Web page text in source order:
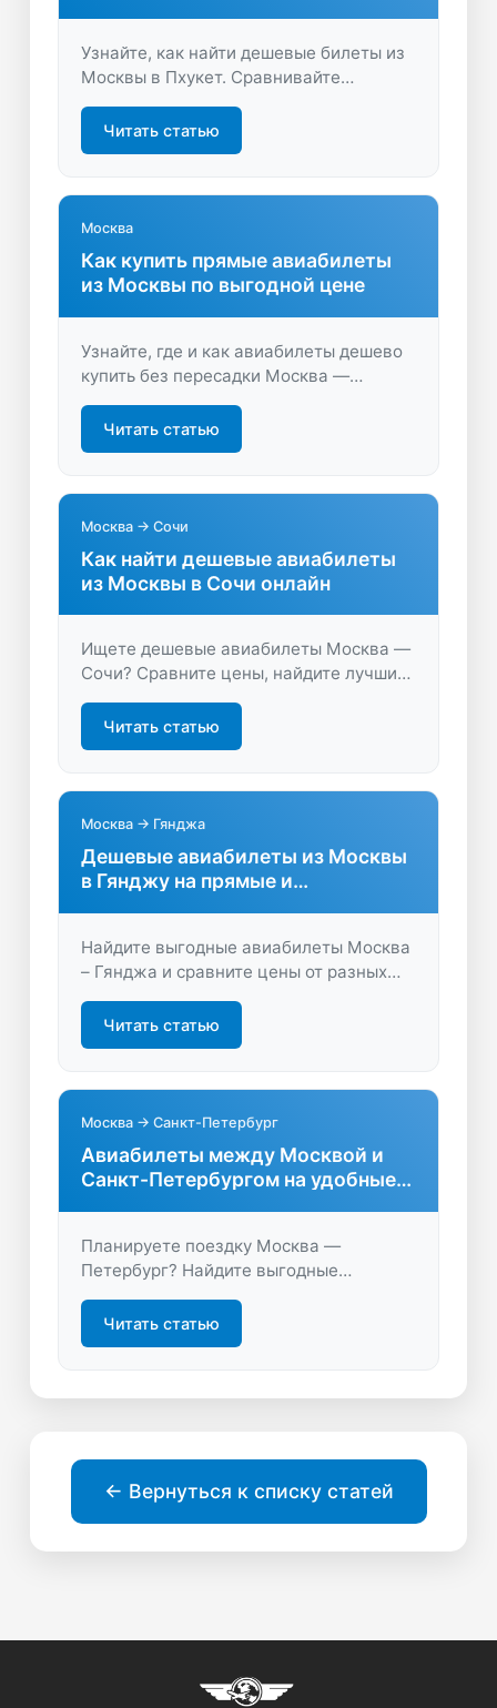
Узнайте, как найти дешевые билеты из
Москвы в Пхукет. Сравнивайте
предложения, выбирайте удобные
рейсы и экономьте на перелёте вместе
с сервисом LastBilet.ru.
Читать статью
Москва
Как купить прямые авиабилеты
из Москвы по выгодной цене
Узнайте, где и как авиабилеты дешево
купить без пересадки Москва —
рейсах. Быстрый поиск и удобное
бронирование гарантируют комфортное
Читать статью
Москва → Сочи
Как найти дешевые авиабилеты
из Москвы в Сочи онлайн
Ищете дешевые авиабилеты Москва —
Сочи? Сравните цены, найдите лучшие
предложения и планируйте
путешествие выгодно на удобном
поисковике. Экономьте время и деньги
Читать статью
Москва → Гянджа
Дешевые авиабилеты из Москвы
в Гянджу на прямые и
Найдите выгодные авиабилеты Москва
– Гянджа и сравните цены от разных
авиакомпаний. Удобный поиск, фильтры
и быстрый подбор оптимального
маршрута – выбирайте лучшие
Читать статью
Москва → Санкт-Петербург
Авиабилеты между Москвой и
Санкт-Петербургом на удобные
Планируете поездку Москва —
Петербург? Найдите выгодные
расписание, чтобы быстро и удобно
забронировать перелёт на LastBilet.ru.
Читать статью
← Вернуться к списку статей